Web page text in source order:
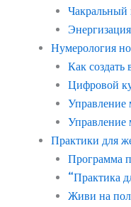
Чакральный
Нумерология
Как создать
Цифровой
Управление
Управление
Практики для
Программа
“Практика
Живи на